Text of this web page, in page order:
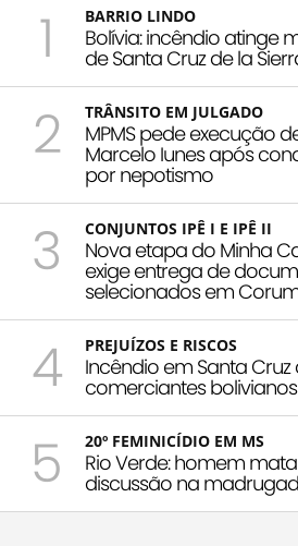
1 BARRIO LINDO
Bolívia: incêndio atinge
de Santa Cruz de la
2 TRÂNSITO EM JULGADO
MPMS pede execução
Marcelo Iunes após
por nepotismo
3 CONJUNTOS IPÊ I E IPÊ II
Nova etapa do Minha
exige entrega de
selecionados em
4 PREJUÍZOS E RISCOS
Incêndio em Santa
comerciantes
5 20º FEMINICÍDIO EM MS
Rio Verde: homem
discussão na